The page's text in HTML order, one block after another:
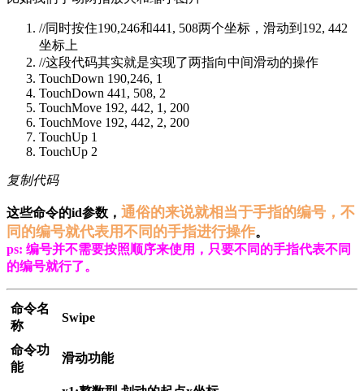
//同时按住190,246和441, 508两个坐标，滑动到192, 442
坐标上
//这段代码其实就是实现了两指向中间滑动的操作
TouchDown 190,246, 1
TouchDown 441, 508, 2
TouchMove 192, 442, 1, 200
TouchMove 192, 442, 2, 200
TouchUp 1
TouchUp 2
复制代码
这些命令的id参数， 通俗的来说就相当于手指的编号，不
同的编号就代表用不同的手指进行操作。
ps: 编号并不需要按照顺序来使用，只要不同的手指代表不同
的编号就行了。
命令名
称
Swipe
命令功
能
滑动功能